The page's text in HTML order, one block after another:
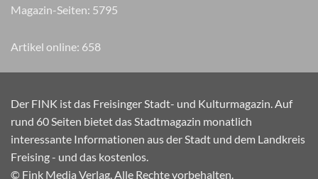
Magazin-Seiten: 6470
Artikel online: 658
Der FINK ist das Freisinger Stadt- und Kulturmagazin. Auf
rund 60 Seiten bietet das Stadtmagazin monatlich
interessante Informationen aus der Stadt und dem Landkreis
Freising - und das kostenlos.
© Fink Media Verlag. Alle Rechte vorbehalten.